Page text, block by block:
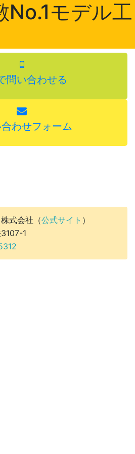
No.1モデル工
問い合わせる
わせフォーム
式会社（公式サイト ）
1